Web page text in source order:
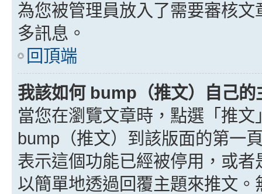
為您被管理員放入了需要審核
多訊息。
回頂端
我該如何 bump（推文）自己的
當您在瀏覽文章時，點選「推
bump（推文）到該版面的第一
表示這個功能已經被停用，或
以簡單地透過回覆主題來推文